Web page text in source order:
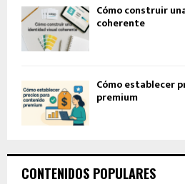
Cómo construir
coherente
Cómo establecer
premium
CONTENIDOS POPULARES